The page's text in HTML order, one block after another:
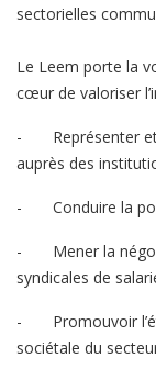
sectorielles
Le Leem porte la
cœur de valoriser
-
Représenter
auprès des
- Conduire la
-
Mener la
syndicales de
-
Promouvoir
sociétale du